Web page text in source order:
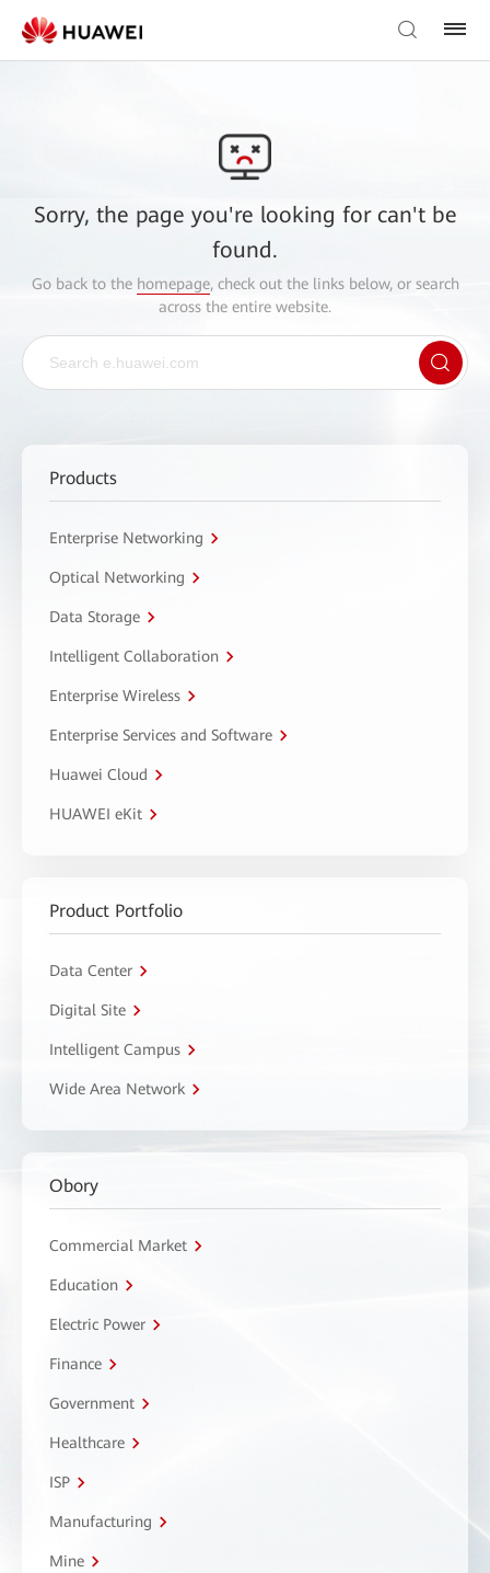
Sorry, the page you're looking for can't be
found.
Go back to the homepage, check out the links below, or search
across the entire website.
Products
Enterprise Networking
Optical Networking
Data Storage
Intelligent Collaboration
Enterprise Wireless
Enterprise Services and Software
Huawei Cloud
HUAWEI eKit
Product Portfolio
Data Center
Digital Site
Intelligent Campus
Wide Area Network
Obory
Commercial Market
Education
Electric Power
Finance
Government
Healthcare
ISP
Manufacturing
Mine